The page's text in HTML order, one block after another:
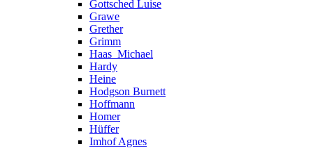
Gottsched Luise
Grawe
Grether
Grimm
Haas_Michael
Hardy
Heine
Hodgson Burnett
Hoffmann
Homer
Hüffer
Imhof Agnes